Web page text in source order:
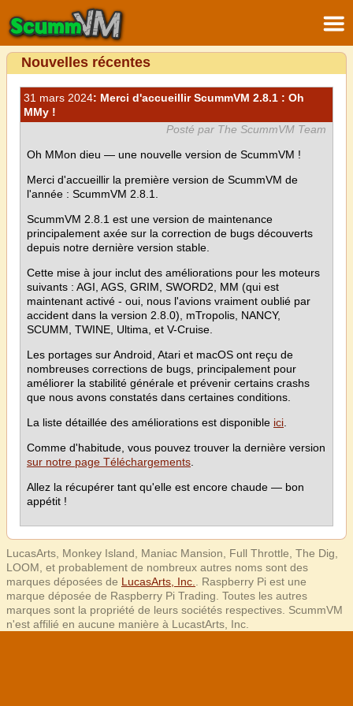
Nouvelles récentes
31 mars 2024: Merci d'accueillir ScummVM 2.8.1 : Oh
MMy !
Posté par The ScummVM Team
Oh MMon dieu — une nouvelle version de ScummVM !
Merci d'accueillir la première version de ScummVM de
l'année : ScummVM 2.8.1.
ScummVM 2.8.1 est une version de maintenance
principalement axée sur la correction de bugs découverts
depuis notre dernière version stable.
Cette mise à jour inclut des améliorations pour les moteurs
suivants : AGI, AGS, GRIM, SWORD2, MM (qui est
maintenant activé - oui, nous l'avions vraiment oublié par
accident dans la version 2.8.0), mTropolis, NANCY,
SCUMM, TWINE, Ultima, et V-Cruise.
Les portages sur Android, Atari et macOS ont reçu de
nombreuses corrections de bugs, principalement pour
améliorer la stabilité générale et prévenir certains crashs
que nous avons constatés dans certaines conditions.
La liste détaillée des améliorations est disponible ici
Comme d'habitude, vous pouvez trouver la dernière version
sur notre page Téléchargements
Allez la récupérer tant qu'elle est encore chaude — bon
appétit !
LucasArts, Monkey Island, Maniac Mansion, Full Throttle, The Dig,
LOOM, et probablement de nombreux autres noms sont des
marques déposées de LucasArts, Inc.
. Raspberry Pi est une
marque déposée de Raspberry Pi Trading. Toutes les autres
marques sont la propriété de leurs sociétés respectives. ScummVM
n'est affilié en aucune manière à LucastArts, Inc.